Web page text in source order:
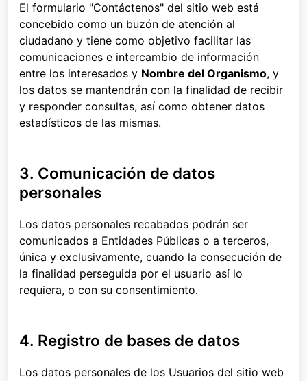
El formulario "Contáctenos" del sitio web está
concebido como un buzón de atención al
ciudadano y tiene como objetivo facilitar las
comunicaciones e intercambio de información
entre los interesados y Nombre del Organismo, y
los datos se mantendrán con la finalidad de recibir
y responder consultas, así como obtener datos
estadísticos de las mismas.
3. Comunicación de datos
personales
Los datos personales recabados podrán ser
comunicados a Entidades Públicas o a terceros,
única y exclusivamente, cuando la consecución de
la finalidad perseguida por el usuario así lo
requiera, o con su consentimiento.
4. Registro de bases de datos
Los datos personales de los Usuarios del sitio web